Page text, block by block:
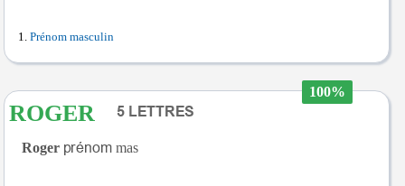
Prénom masculin
100%
ROGER
Roger mas